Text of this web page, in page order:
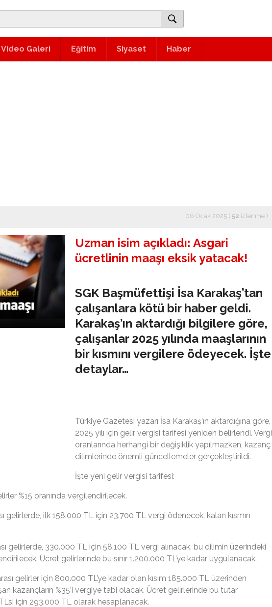
Video Galeri Eğitim Siyaset Haber
06 Ocak 2025 ( 52 izlenme )
Uzman isim açıkladı: Asgari
ücretlinin maaşı eksik yatacak!
SGK Başmüfettişi İsa Karakaş’tan
çalışanlara kötü bir haber geldi.
Karakaş’ın aktardığı bilgilere göre,
çalışanlar 2025 yılında maaşlarının
bir kısmını vergilere ödeyecek. İşte
detaylar…
Türkiye Gazetesi yazarı İsa Karakaş’ın aktardığına göre,
2025 yılı için gelir vergisi tarifesi yeniden belirlendi. Vergi
oranlarında herhangi bir değişiklik yapılmazken, kazanç
dilimlerinde önemli güncellemeler gerçekleştirildi.
İşte yeni gelir vergisi tarifesi:
%15 oranında vergilendirilecek.
gelirlerde, ilk 158.000 TL için 23.700 TL vergi ödenecek, kalan kısmın
gelirlerde, 330.000 TL için 58.100 TL vergi alınacak, bu dilimin üzerindeki
Ücret gelirlerinde bu sınır 1.200.000 TL’ye kadar uygulanacak.
gelirler için 800.000 TL’ye kadar olan kısım 185.000 TL üzerinden
kazançların %35’i vergiye tabi olacak. Ücret gelirlerinde bu tutar
için 293.000 TL olarak hesaplanacak.